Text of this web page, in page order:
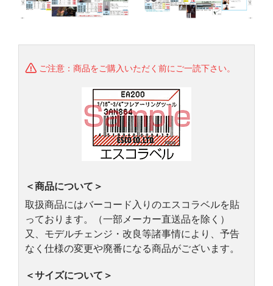
ご注意：商品をご購入いただく前にご一読下さい。
＜商品について＞
取扱商品にはバーコード入りのエスコラベルを貼
っております。（一部メーカー直送品を除く）
又、モデルチェンジ・改良等諸事情により、予告
なく仕様の変更や廃番になる商品がございます。
＜サイズについて＞